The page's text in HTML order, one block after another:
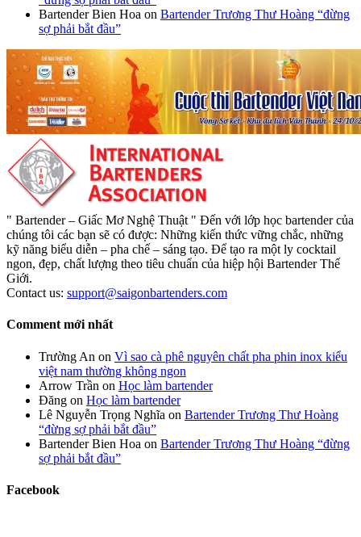
Bartender Bien Hoa on Bartender Trương Thư Hoàng “đừng
sợ phải bắt đầu”
" Bartender – Giấc Mơ Nghệ Thuật " Đến với lớp học bartender của
chúng tôi các bạn sẽ có được: Những kiến thức vững chắc, những
kỹ năng biểu diễn – pha chế – sáng tạo. Để tạo ra một ly cocktail
ngon, đẹp, chất lượng theo tiêu chuẩn của hiệp hội Bartender Thế
Giới.
Contact us: support@saigonbartenders.com
Comment mới nhất
Trường An on Vì sao cà phê nguyên chất pha phin inox kiểu
việt nam thường không ngon
Arrow Trần on Học làm bartender
Đăng on Học làm bartender
Lê Nguyễn Trọng Nghĩa on Bartender Trương Thư Hoàng
“đừng sợ phải bắt đầu”
Bartender Bien Hoa on Bartender Trương Thư Hoàng “đừng
sợ phải bắt đầu”
Facebook